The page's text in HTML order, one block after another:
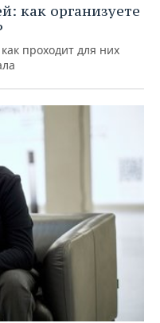
как организуете
проходит для них